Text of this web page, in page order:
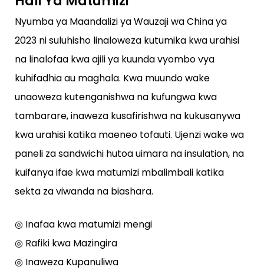
Nyumba ya Maandalizi ya Wauzaji wa China ya
2023 ni suluhisho linaloweza kutumika kwa urahisi
na linalofaa kwa ajili ya kuunda vyombo vya
kuhifadhia au maghala. Kwa muundo wake
unaoweza kutenganishwa na kufungwa kwa
tambarare, inaweza kusafirishwa na kukusanywa
kwa urahisi katika maeneo tofauti. Ujenzi wake wa
paneli za sandwichi hutoa uimara na insulation, na
kuifanya ifae kwa matumizi mbalimbali katika
sekta za viwanda na biashara.
◎ Inafaa kwa matumizi mengi
◎ Rafiki kwa Mazingira
◎ Inaweza Kupanuliwa